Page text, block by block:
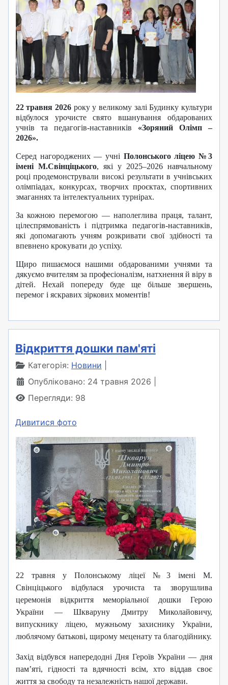
22 травня 2026 року у великому залі Будинку культури
відбулося урочисте свято вшанування обдарованих
учнів та педагогів-наставників «Зоряний Олімп –
2026».
Серед нагороджених — учні Полонського ліцею №3
імені М.Свінціцького, які у 2025–2026 навчальному
році продемонстрували високі результати в учнівських
олімпіадах, конкурсах, творчих проєктах, спортивних
змаганнях та інтелектуальних турнірах.
За кожною перемогою — наполеглива праця, талант,
цілеспрямованість і підтримка педагогів-наставників,
які допомагають учням розкривати свої здібності та
впевнено крокувати до успіху.
Щиро пишаємося нашими обдарованими учнями та
дякуємо вчителям за професіоналізм, натхнення й віру в
дітей. Нехай попереду буде ще більше звершень,
перемог і яскравих зіркових моментів!
Відкриття дошки пам'яті
Категорія: Новини
Опубліковано: 24 травня 2026
Перегляди: 98
Дивитися фото
22 травня у Полонському ліцеї №3 імені М.
Свінціцького відбулася урочиста та зворушлива
церемонія відкриття меморіальної дошки Герою
України — Шкваруну Дмитру Миколайовичу,
випускнику ліцею, мужньому захиснику України,
люблячому батькові, щирому меценату та благодійнику.
Захід відбувся напередодні Дня Героїв України — дня
пам’яті, гідності та вдячності всім, хто віддав своє
життя за свободу та незалежність нашої держави.